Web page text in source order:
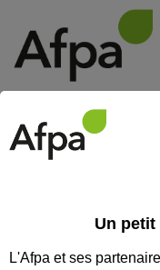
Un
L'Afpa et ses